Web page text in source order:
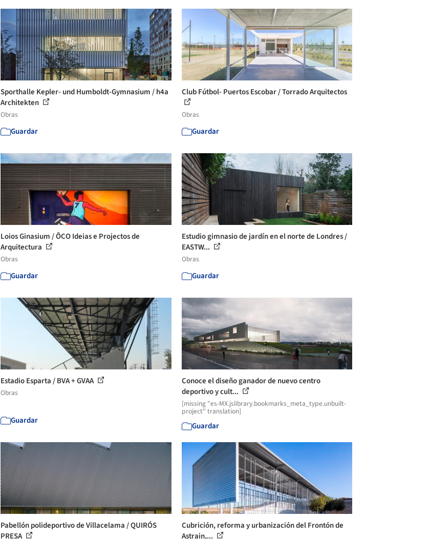
Sporthalle Kepler- und Humboldt-Gymnasium / h4a
Architekten
Obras
Guardar
Club Fútbol- Puertos Escobar / Torrado Arquitectos
Obras
Guardar
Loios Ginasium / ÔCO Ideias e Projectos de
Arquitectura
Obras
Guardar
Estudio gimnasio de jardín en el norte de Londres /
EASTW...
Obras
Guardar
Estadio Esparta / BVA + GVAA
Obras
Guardar
Conoce el diseño ganador de nuevo centro
deportivo y cult...
[missing "es-MX.jslibrary.bookmarks_meta_type.unbuilt-
project" translation]
Guardar
Pabellón polideportivo de Villacelama / QUIRÓS
PRESA
Cubrición, reforma y urbanización del Frontón de
Astrain,...